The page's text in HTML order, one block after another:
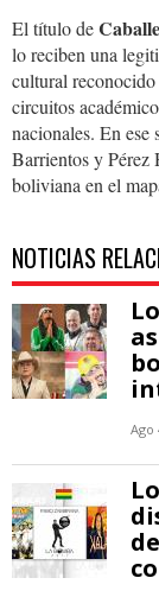
El título de
lo reciben una
cultural reconocido
circuitos
nacionales. En ese
Barrientos y Pérez
boliviana en el
NOTICIAS
Ago